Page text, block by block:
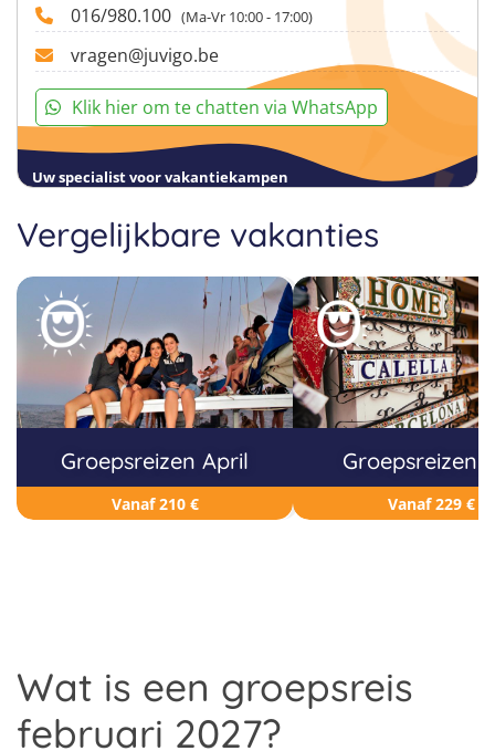
016/980.100 (Ma-Vr 10:00 - 17:00)
vragen@juvigo.be
Klik hier om te chatten via WhatsApp
Uw specialist voor vakantiekampen
Vergelijkbare vakanties
Groepsreizen April
Vanaf 210 €
Groepsreizen
Vanaf 229 €
Wat is een groepsreis
februari 2027?